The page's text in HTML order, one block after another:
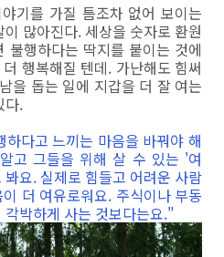
기를 가질 틈조차 없어 보이는
많아진다. 세상을 숫자로 환원
불행하다는 딱지를 붙이는 것에
행복해질 텐데. 가난해도 힘써
을 돕는 일에 지갑을 더 잘 여는
다.
다고 느끼는 마음을 바꿔야 해
고 그들을 위해 살 수 있는 '여
요. 실제로 힘들고 어려운 사람
더 여유로워요. 주식이나 부동
박하게 사는 것보다는요."